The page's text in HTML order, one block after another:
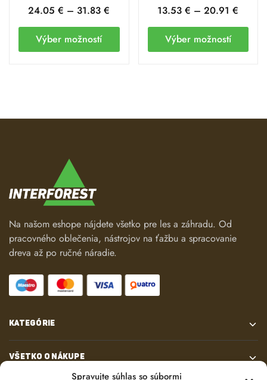
Spravujte súhlas so súbormi
24.05€ – 31.83€
Výber možností
13.53€ – 20.91€
Výber možností
Na našom eshope nájdete všetko pre les a záhradu. Od
pracovného oblečenia, nástrojov na ťažbu a spracovanie
dreva až po ručné náradie.
KATEGÓRIE
VŠETKO O NÁKUPE